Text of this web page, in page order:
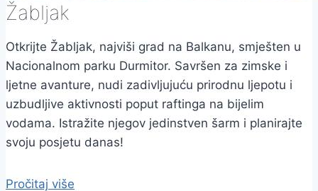
Žabljak
Otkrijte Žabljak, najviši grad na Balkanu, smješten u
Nacionalnom parku Durmitor. Savršen za zimske i
ljetne avanture, nudi zadivljujuću prirodnu ljepotu i
uzbudljive aktivnosti poput raftinga na bijelim
vodama. Istražite njegov jedinstven šarm i planirajte
svoju posjetu danas!
Pročitaj više